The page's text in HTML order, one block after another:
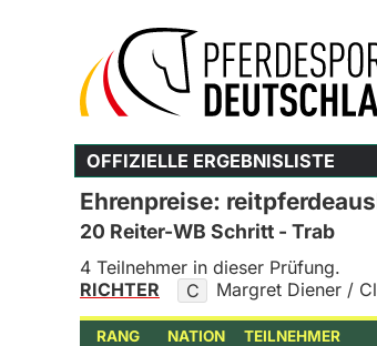
OFFIZIELLE ERGEBNISLISTE
Ehrenpreise:
20 Reiter-WB Schritt - Trab
4 Teilnehmer in dieser Prüfung.
RICHTER
C Margret Diener /
RANG NATION TEILNEHMER